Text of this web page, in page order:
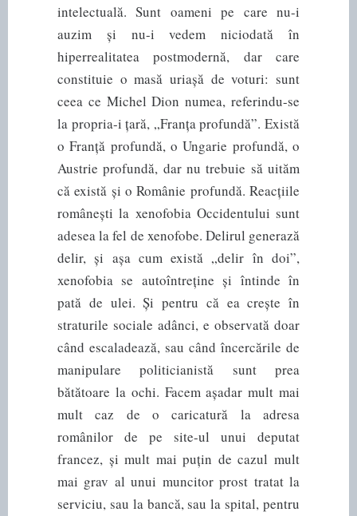
intelectuală. Sunt oameni pe care nu-i
auzim și nu-i vedem niciodată în
hiperrealitatea postmodernă, dar care
constituie o masă uriașă de voturi: sunt
ceea ce Michel Dion numea, referindu-se
la propria-i țară, „Franța profundă”. Există
o Franță profundă, o Ungarie profundă, o
Austrie profundă, dar nu trebuie să uităm
că există și o Românie profundă. Reacțiile
românești la xenofobia Occidentului sunt
adesea la fel de xenofobe. Delirul generază
delir, și așa cum există „delir în doi”,
xenofobia se autoîntreține și întinde în
pată de ulei. Și pentru că ea crește în
straturile sociale adânci, e observată doar
când escaladează, sau când încercările de
manipulare politicianistă sunt prea
bătătoare la ochi. Facem așadar mult mai
mult caz de o caricatură la adresa
românilor de pe site-ul unui deputat
francez, și mult mai puțin de cazul mult
mai grav al unui muncitor prost tratat la
serviciu, sau la bancă, sau la spital, pentru